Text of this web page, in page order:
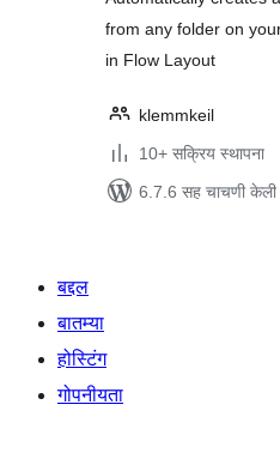
from any folder on
in Flow Layout
klemmkeil
10+ सक्रिय स्थापना
6.7.6 सह चाचणी केली
बद्दल
बातम्या
होस्टिंग
गोपनीयता